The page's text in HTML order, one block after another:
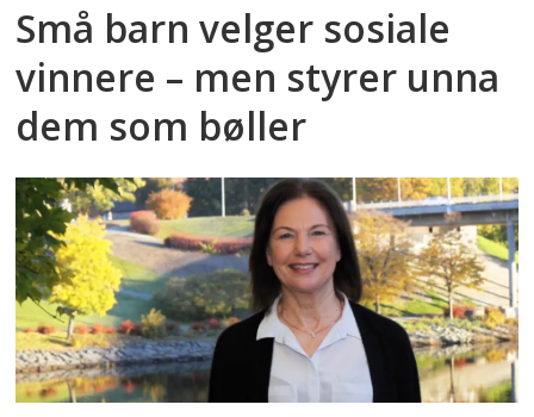
Små barn velger sosiale
vinnere – men styrer unna
dem som bøller